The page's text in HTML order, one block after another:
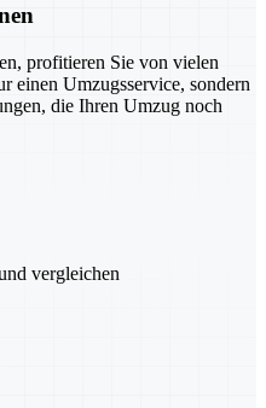
profitieren Sie von vielen
einen Umzugsservice, sondern
die Ihren Umzug noch
vergleichen